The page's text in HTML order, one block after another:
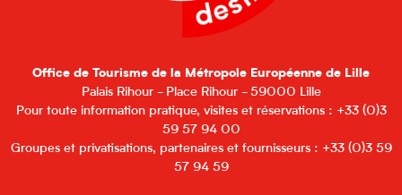
Office de Tourisme de la Métropole Européenne de Lille
Palais Rihour - Place Rihour - 59000 Lille
Pour toute information pratique, visites et réservations : +33 (0)3
59 57 94 00
Groupes et privatisations, partenaires et fournisseurs : +33 (0)3 59
57 94 59